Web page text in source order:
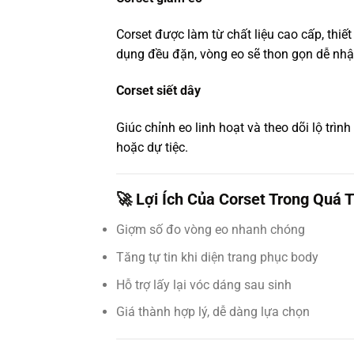
Corset được làm từ chất liệu cao cấp,
dụng đều đặn, vòng eo sẽ thon gọn dễ
Corset siết dây
Giúc chỉnh eo linh hoạt và theo dõi lộ
hoặc dự tiệc.
🚀 Lợi Ích Của Corset Trong Quá
Giợm số đo vòng eo nhanh chóng
Tăng tự tin khi diện trang phục body
Hỗ trợ lấy lại vóc dáng sau sinh
Giá thành hợp lý, dễ dàng lựa chọn